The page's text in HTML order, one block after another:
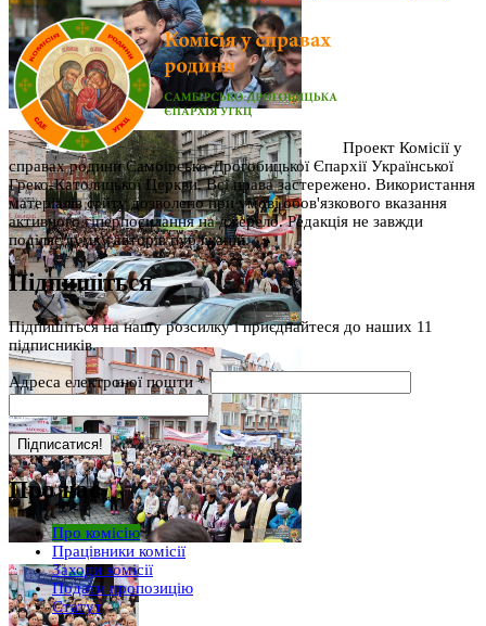
Проект Комісії у
справах родини Самбірсько-Дрогобицької Єпархії Української
Греко-Католицької Церкви. Всі права застережено. Використання
матеріалів сайту дозволено при умові обов'язкового вказання
активного гіперпосилання на джерело. Редакція не завжди
поділяє думку авторів публікацій.
Підпишіться
Підпишіться на нашу розсилку і приєднайтеся до наших 11
підписників.
Адреса електроної пошти*
Про нас
Про комісію
Працівники комісії
Заходи комісії
Подати пропозицію
Статут